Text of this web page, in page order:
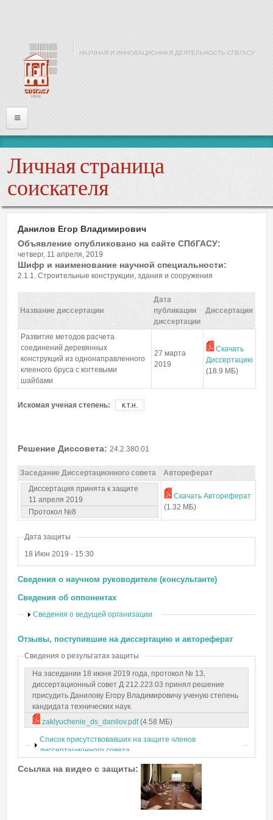
НАУЧНАЯ И ИННОВАЦИОННАЯ ДЕЯТЕЛЬНОСТЬ СПБГАСУ
Информация
Войти
Имя или почта*
Пароль*
Личная страница
соискателя
Данилов Егор Владимирович
Объявление опубликовано на сайте СПбГАСУ:
четверг, 11 апреля, 2019
Шифр и наименование научной специальности:
2.1.1. Строительные конструкции, здания и сооружения
Название диссертации
Дата
публикации
диссертации
Диссертация
Развитие методов расчета
соединений деревянных
конструкций из однонаправленного
клееного бруса с когтевыми
шайбами
27 марта
2019
Скачать
Диссертацию
(18.9 МБ)
Искомая ученая степень: к.т.н.
Решение Диссовета: 24.2.380.01
Заседание Диссертационного совета
Автореферат
Диссертация принята к защите
11 апреля 2019
Протокол №8
Скачать Автореферат
(1.32 МБ)
Дата защиты
18 Июн 2019 - 15:30
Сведения о научном руководителе (консультанте)
Сведения об оппонентах
Показать
Сведения о ведущей организации
Отзывы, поступившие на диссертацию и автореферат
Сведения о результатах защиты
На заседании 18 июня 2019 года, протокол № 13,
диссертационный совет Д 212.223.03 принял решение
присудить Данилову Егору Владимировичу ученую степень
кандидата технических наук.
zaklyuchenie_ds_danilov.pdf (4.58 МБ)
Показать
Список присутствовавших на защите членов
диссертационного совета
Ссылка на видео с защиты: